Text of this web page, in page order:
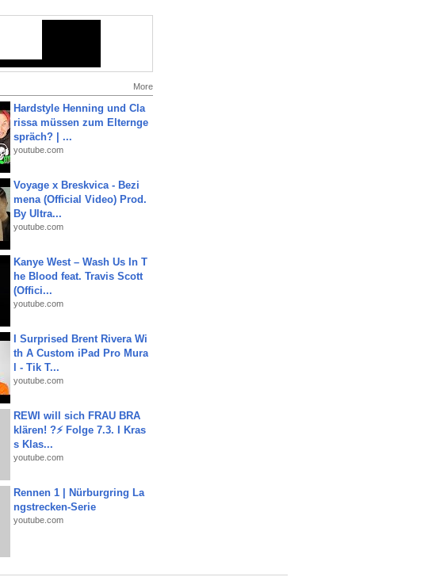
More
Hardstyle Henning und Cla
rissa müssen zum Elternge
spräch? | ...
youtube.com
Voyage x Breskvica - Bezi
mena (Official Video) Prod.
By Ultra...
youtube.com
Kanye West – Wash Us In T
he Blood feat. Travis Scott
(Offici...
youtube.com
I Surprised Brent Rivera Wi
th A Custom iPad Pro Mura
l - Tik T...
youtube.com
REWI will sich FRAU BRA
klären! ?⚡️ Folge 7.3. I Kras
s Klas...
youtube.com
Rennen 1 | Nürburgring La
ngstrecken-Serie
youtube.com